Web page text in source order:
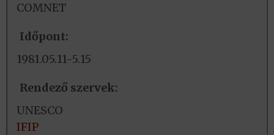
COMNET
Időpont:
1981.05.11-5.15
Rendező szervek:
UNESCO
IFIP